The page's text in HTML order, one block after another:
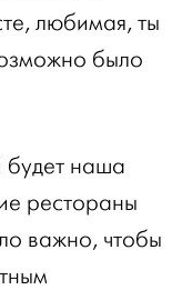
любимая, ты
было
будет наша
рестораны
важно, чтобы